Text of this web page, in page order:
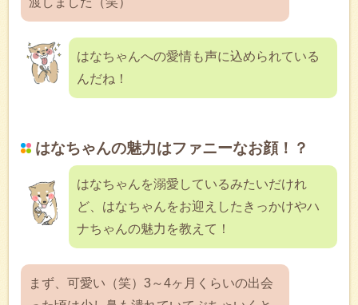
はなちゃんへの愛情も声に込められている
んだね！
はなちゃんの魅力はファニーなお顔！？
はなちゃんを溺愛しているみたいだけれ
ど、はなちゃんをお迎えしたきっかけやハ
ナちゃんの魅力を教えて！
まず、可愛い（笑）3～4ヶ月くらいの出会